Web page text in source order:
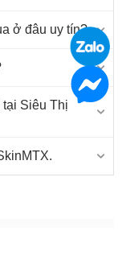
sâu, SkinMTX
mạnh mà còn
các tác nhân
ở đâu uy tín?
tại Siêu Thị